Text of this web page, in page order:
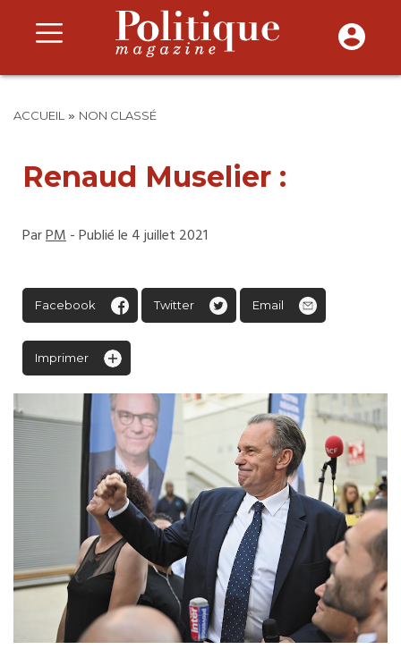
ACCUEIL » NON CLASSÉ
Renaud Muselier :
ParPM- Publié le 4 juillet 2021
Facebook Twitter Email
Imprimer